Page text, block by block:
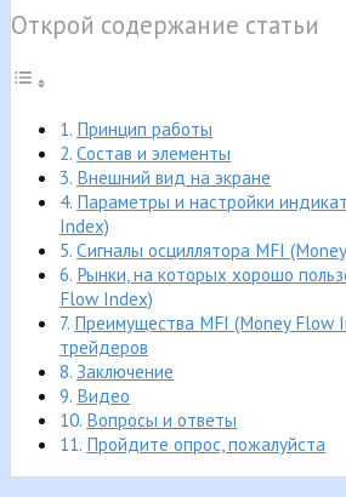
Открой содержание статьи
Принцип работы
Состав и элементы
Внешний вид на экране
Параметры и настройки
Index)
Сигналы осциллятора MFI
Рынки, на которых хорошо
Flow Index)
Преимущества MFI (Money Flow
трейдеров
Заключение
Видео
Вопросы и ответы
Пройдите опрос, пожалуйста